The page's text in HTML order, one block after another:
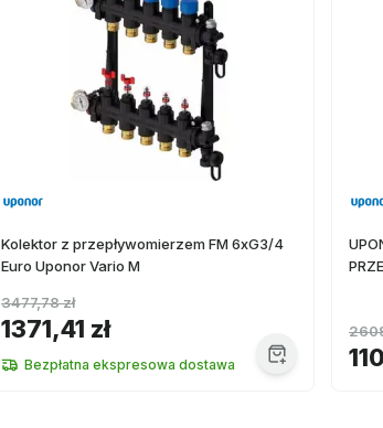
Kolektor z przepływomierzem FM 6xG3/4
Euro Uponor Vario M
1371,41 zł
3477,78 zł
Bezpłatna ekspresowa dostawa